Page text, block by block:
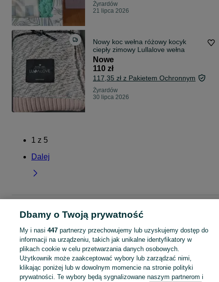
Żyrardów
21 lipca 2026
Nowy koc wełna różowy kocyk
ciepły zimowy Lullalove wełna
Nowe
110 zł
117,35 zł z Pakietem Ochronnym
Żyrardów
30 lipca 2026
1 z 5
Dalej
Akcesoria do spania - Mazowieckie
Akcesoria do spania - Żyrardów
KATEGORIA
Karuzele do łóżeczka, ochraniacze, śpiworki i inne akcesoria do spania dla niemowląt, nowe i używane. Zobacz ogłoszenia na OLX.pl. Zobacz
Dbamy o Twoją prywatność
My i nasi 447partnerzy przechowujemy lub uzyskujemy dostęp do
informacji na urządzeniu, takich jak unikalne identyfikatory w
plikach cookie w celu przetwarzania danych osobowych.
Użytkownik może zaakceptować wybory lub zarządzać nimi,
klikając poniżej lub w dowolnym momencie na stronie polityki
prywatności. Te wybory będą sygnalizowane naszym partnerom i